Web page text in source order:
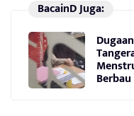
BacainD Juga: